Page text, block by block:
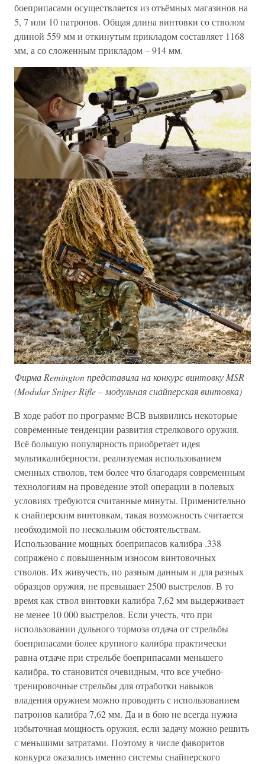
боеприпасами осуществляется из отъёмных магазинов на
5, 7 или 10 патронов. Общая длина винтовки со стволом
длиной 559 мм и откинутым прикладом составляет 1168
мм, а со сложенным прикладом – 914 мм.
Фирма Remington представила на конкурс винтовку MSR
(Modular Sniper Rifle – модульная снайперская винтовка)
В ходе работ по программе ВСВ выявились некоторые
современные тенденции развития стрелкового оружия.
Всё большую популярность приобретает идея
мультикалиберности, реализуемая использованием
сменных стволов, тем более что благодаря современным
технологиям на проведение этой операции в полевых
условиях требуются считанные минуты. Применительно
к снайперским винтовкам, такая возможность считается
необходимой по нескольким обстоятельствам.
Использование мощных боеприпасов калибра .338
сопряжено с повышенным износом винтовочных
стволов. Их живучесть, по разным данным и для разных
образцов оружия, не превышает 2500 выстрелов. В то
время как ствол винтовки калибра 7,62 мм выдерживает
не менее 10 000 выстрелов. Если учесть, что при
использовании дульного тормоза отдача от стрельбы
боеприпасами более крупного калибра практически
равна отдаче при стрельбе боеприпасами меньшего
калибра, то становится очевидным, что все учебно-
тренировочные стрельбы для отработки навыков
владения оружием можно проводить с использованием
патронов калибра 7,62 мм. Да и в бою не всегда нужна
избыточная мощность оружия, если задачу можно решить
с меньшими затратами. Поэтому в числе фаворитов
конкурса оказались именно системы снайперского